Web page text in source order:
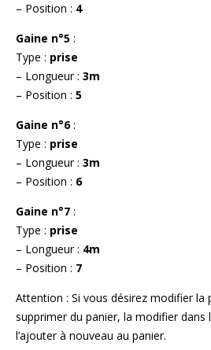
– Position : 4
Gaine n°5 :
Type : prise
– Longueur : 3m
– Position : 5
Gaine n°6:
Type : prise
– Longueur : 3m
– Position : 6
Gaine n°7 :
Type : prise
– Longueur : 4m
– Position : 7
Attention : Si vous désirez modifier la
supprimer du panier, la modifier
l’ajouter à nouveau au panier.